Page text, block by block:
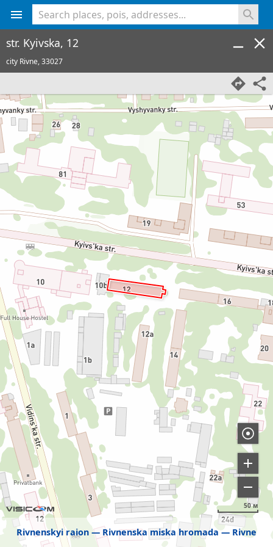
Rivnenskyi raion Rivnenska miska hromada Rivne
50 м
str. Kyivska, 12
city Rivne,33027
<% console.log(hcard) %>